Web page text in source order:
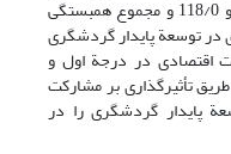
به‌ترتیب با ضرایب بتای 611/0، 198/0 و 118/0 و مجموع همبستگی
467/0 نقش مؤثری در توسعة پایدار گردشگری
اقتصادی در درجة اول و
تأثیرگذاری بر مشارکت
پایدار گردشگری را در